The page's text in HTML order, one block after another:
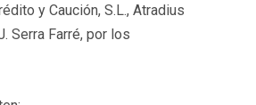
y Caución, S.L., Atradius
Serra Farré, por los